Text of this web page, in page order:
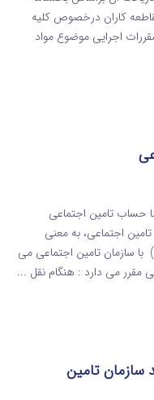
کاران درخصوص کلیه
اجرایی موضوع مواد
حساب تامین اجتماعی
مواد 37 و 38 قانون تامین اجتماعی، به معنی
) با سازمان تامین اجتماعی می
درآمد سازمان تامین